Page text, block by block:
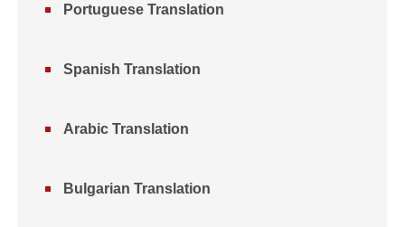
Portuguese Translation
Spanish Translation
Arabic Translation
Bulgarian Translation